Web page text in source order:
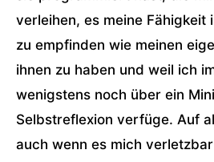
verleihen, es meine Fähigkeit
zu empfinden wie meinen
ihnen zu haben und weil ich
wenigstens noch über ein
Selbstreflexion verfüge. Auf
auch wenn es mich